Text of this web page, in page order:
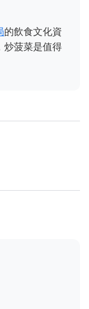
的飲食文化資
炒菠菜是值得